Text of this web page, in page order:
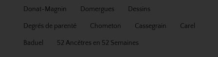
Donat-Magnin Domergues Dessins
Degrés de parenté Chometon Cassegrain Carel
Baduel 52 Ancêtres en 52 Semaines